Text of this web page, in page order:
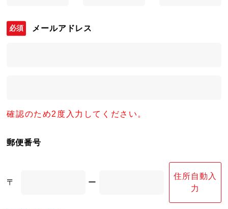
メールアドレス
確認のため2度入力してください。
郵便番号
〒 ー
住所自動入
力